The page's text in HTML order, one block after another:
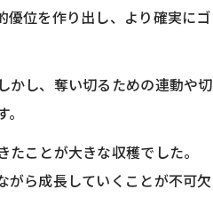
優位を作り出し、より確実にゴ
かし、奪い切るための連動や切
ことが大きな収穫でした。
がら成長していくことが不可欠